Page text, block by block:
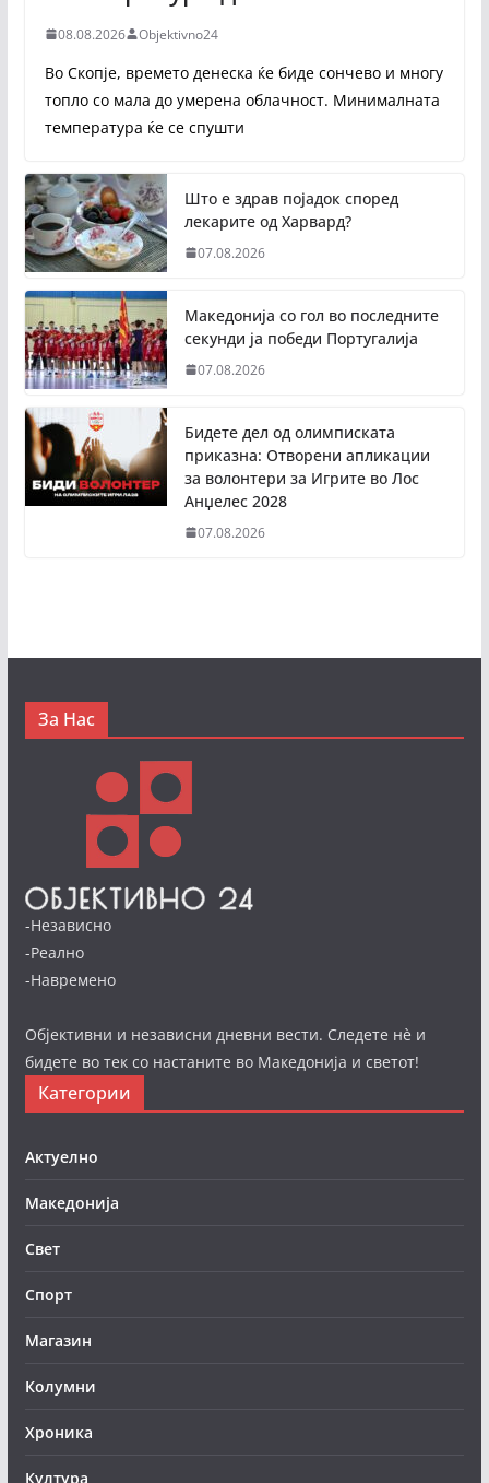
08.08.2026 Objektivno24
Во Скопје, времето денеска ќе биде сончево и многу
топло со мала до умерена облачност. Минималната
температура ќе се спушти
Што е здрав појадок според
лекарите од Харвард?
07.08.2026
Македонија со гол во последните
секунди ја победи Португалија
07.08.2026
Бидете дел од олимписката
приказна: Отворени апликации
за волонтери за Игрите во Лос
Анџелес 2028
07.08.2026
За Нас
-Независно
-Реално
-Навремено
Објективни и независни дневни вести. Следете нè и
бидете во тек со настаните во Македонија и светот!
Категории
Актуелно
Македонија
Свет
Спорт
Магазин
Колумни
Хроника
Култура